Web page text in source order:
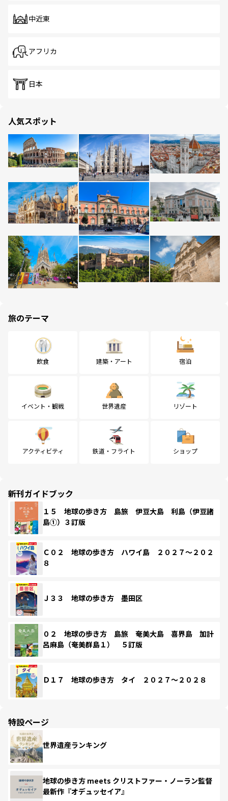
中近東
アフリカ
日本
人気スポット
旅のテーマ
飲食 建築・アート 宿泊
イベント・観戦 世界遺産 リゾート
アクティビティ 鉄道・フライト ショップ
新刊ガイドブック
１５ 地球の歩き方 島旅 伊豆大島 利島（伊豆諸
島①）３訂版
Ｃ０２ 地球の歩き方 ハワイ島 ２０２７～２０２
８
Ｊ３３ 地球の歩き方 墨田区
０２ 地球の歩き方 島旅 奄美大島 喜界島 加計
呂麻島（奄美群島１） ５訂版
Ｄ１７ 地球の歩き方 タイ ２０２７～２０２８
特設ページ
世界遺産ランキング
地球の歩き方 meets クリストファー・ノーラン監督
最新作『オデュッセイア』